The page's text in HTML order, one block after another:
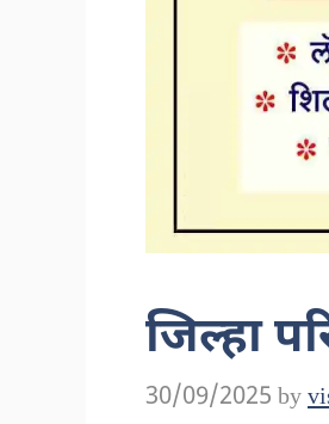
जिल्हा
30/09/2025 by